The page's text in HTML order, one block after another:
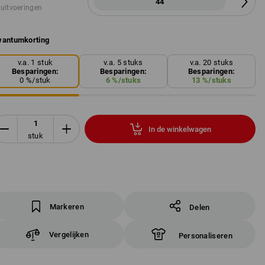
v.a. 1 stuk
Besparingen:
0 %/stuk
v.a. 5 stuks
Besparingen:
6%/stuks
v.a. 20 stuks
Besparingen:
13 %/stuks
stuk
In de winkelwagen
Markeren Delen
Vergelijken Personaliseren